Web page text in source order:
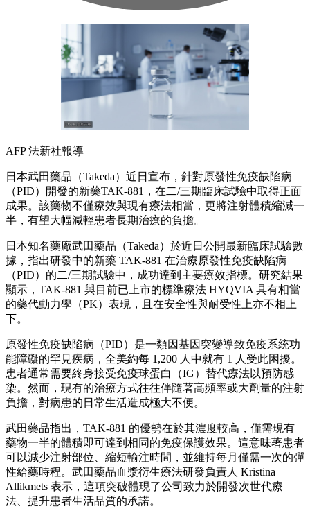
AFP 法新社報導
日本武田藥品（Takeda）近日宣布，針對原發性免疫缺陷病
（PID）開發的新藥TAK-881，在二/三期臨床試驗中取得正面
成果。該藥物不僅療效與現有療法相當，更將注射體積縮減一
半，有望大幅減輕患者長期治療的負擔。
日本知名藥廠武田藥品（Takeda）於近日公開最新臨床試驗數
據，指出研發中的新藥 TAK-881 在治療原發性免疫缺陷病
（PID）的二/三期試驗中，成功達到主要療效指標。研究結果
顯示，TAK-881 與目前已上市的標準療法 HYQVIA 具有相當
的藥代動力學（PK）表現，且在安全性與耐受性上亦不相上
下。
原發性免疫缺陷病（PID）是一類因基因突變導致免疫系統功
能障礙的罕見疾病，全美約每 1,200 人中就有 1 人受此困擾。
患者通常需要終身接受免疫球蛋白（IG）替代療法以預防感
染。然而，現有的治療方式往往伴隨著高頻率或大劑量的注射
負擔，對病患的日常生活造成極大不便。
武田藥品指出，TAK-881 的優勢在於其濃度較高，僅需現有
藥物一半的體積即可達到相同的免疫保護效果。這意味著患者
可以減少注射部位、縮短輸注時間，並維持每月僅需一次的彈
性給藥時程。武田藥品血漿衍生療法研發負責人 Kristina
Allikmets 表示，這項突破體現了公司致力於開發次世代療
法、提升患者生活品質的承諾。